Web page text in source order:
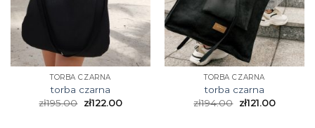
TORBA CZARNA
torba czarna
zł195.00 zł122.00
TORBA CZARNA
torba czarna
zł194.00 zł121.00